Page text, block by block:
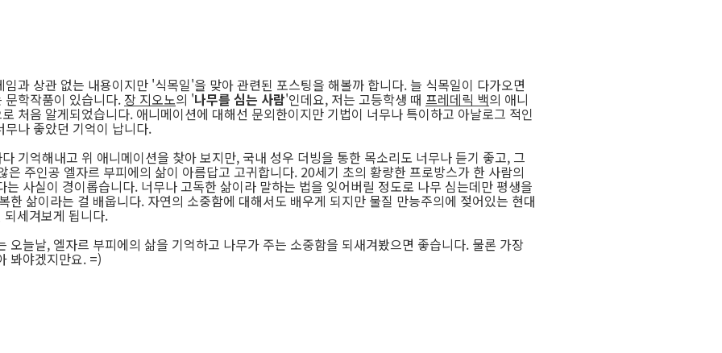
임과 상관 없는 내용이지만 '식목일'을 맞아 관련된 포스팅을 해볼까 합니다. 늘 식목일이 다가오면
문학작품이 있습니다. 장 지오노의 '나무를 심는 사람'인데요, 저는 고등학생 때 프레데릭 백의 애니
처음 알게되었습니다. 애니메이션에 대해선 문외한이지만 기법이 너무나 특이하고 아날로그 적인
무나 좋았던 기억이 납니다.
기억해내고 위 애니메이션을 찾아 보지만, 국내 성우 더빙을 통한 목소리도 너무나 듣기 좋고, 그
은 주인공 엘자르 부피에의 삶이 아름답고 고귀합니다. 20세기 초의 황량한 프로방스가 한 사람의
사실이 경이롭습니다. 너무나 고독한 삶이라 말하는 법을 잊어버릴 정도로 나무 심는데만 평생을
한 삶이라는 걸 배웁니다. 자연의 소중함에 대해서도 배우게 되지만 물질 만능주의에 젖어있는 현대
세겨보게 됩니다.
오늘날, 엘자르 부피에의 삶을 기억하고 나무가 주는 소중함을 되새겨봤으면 좋습니다. 물론 가장
봐야겠지만요. =)